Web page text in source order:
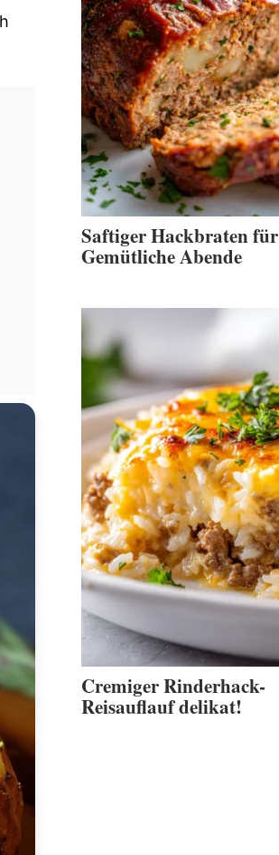
Saftiger Hackbraten für
Gemütliche Abende
Cremiger Rinderhack-
Reisauflauf delikat!